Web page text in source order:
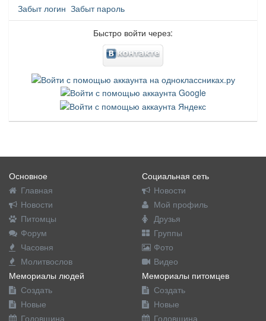
Забыт логин Забыт пароль
Быстро войти через:
Основное
Главная
Новости
Питомцы
Форум
Часовня
Молитвослов
Социальная сеть
Новости
Мой профиль
Друзья
Группы
Фото
Видео
Мемориалы людей
Создать
Новые
Годовщина
Мемориалы питомцев
Создать
Новые
Годовщина